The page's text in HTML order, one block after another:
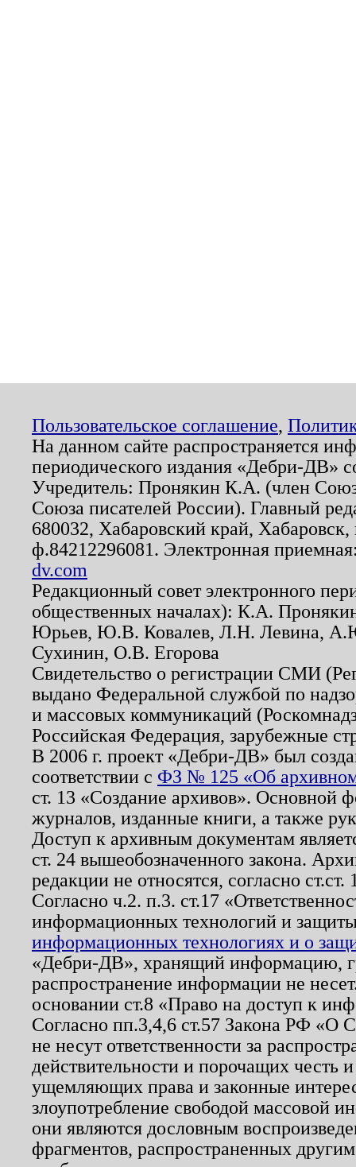
Пользовательское соглашение,
На данном сайте распространяется
периодического издания «Дебри-ДВ»
Учредитель: Пронякин К.А. (член
Союза писателей России). Главный
680032, Хабаровский край,
ф.84212296081. Электронная
dv.com
Редакционный совет электронного
общественных началах): К.А.
Юрьев, Ю.В. Ковалев, Л.Н. Левина,
Сухинин, О.В. Егорова
Свидетельство о регистрации СМИ
выдано Федеральной службой по
и массовых коммуникаций
Российская Федерация, зарубежные
В 2006 г. проект «Дебри-ДВ» был
соответствии с ФЗ № 125 «Об
ст. 13 «Создание архивов». Основной
журналов, изданные книги, а также
Доступ к архивным документам
ст. 24 вышеобозначенного закона.
редакции не относятся, согласно
Согласно ч.2. п.3. ст.17
информационных технологий и
информационных технологиях и о
«Дебри-ДВ», хранящий информацию,
распространение информации не
основании ст.8 «Право на доступ к
Согласно пп.3,4,6 ст.57 Закона РФ «О
не несут ответственности за
действительности и порочащих честь
ущемляющих права и законные
злоупотребление свободой массовой
они являются дословным
фрагментов, распространенных